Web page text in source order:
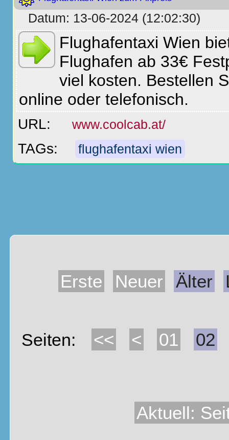
Datum: 13-06-2024 (12:02:30)
Flughafentaxi Wien
Flughafen ab 33€
viel kosten. Bestellen
online oder telefonisch.
URL: www.coolcab.at/
TAGs: flughafentaxi wien
Erste Neuer Älter
Seiten: << < 01 02
Aktuell: